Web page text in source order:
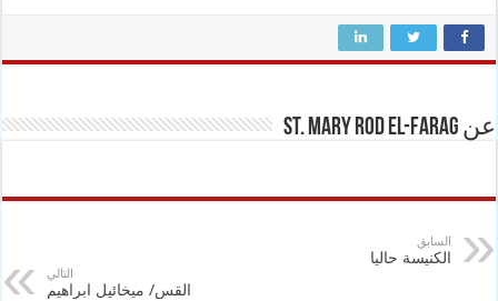
عن St. Mary Rod El-Farag
السابق
الكنيسة حاليا
التالي
القس/ ميخائيل ابراهيم